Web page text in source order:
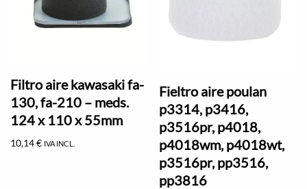
Filtro aire kawasaki fa-
130, fa-210 – meds.
124 x 110 x 55mm
10,14€ IVA INCL.
Fieltro aire poulan
p3314, p3416,
p3516pr, p4018,
p4018wm, p4018wt,
p3516pr, pp3516,
pp3816